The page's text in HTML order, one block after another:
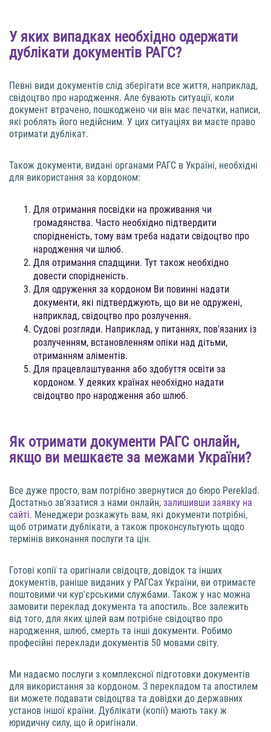
У яких випадках необхідно одержати
дублікати документів РАГС?
Певні види документів слід зберігати все життя, наприклад,
свідоцтво про народження. Але бувають ситуації, коли
документ втрачено, пошкоджено чи він має печатки, написи,
які роблять його недійсним. У цих ситуаціях ви маєте право
отримати дублікат.
Також документи, видані органами РАГС в Україні, необхідні
для використання за кордоном:
Для отримання посвідки на проживання чи
громадянства. Часто необхідно підтвердити
спорідненість, тому вам треба надати свідоцтво про
народження чи шлюб.
Для отримання спадщини. Тут також необхідно
довести спорідненість.
Для одруження за кордоном Ви повинні надати
документи, які підтверджують, що ви не одружені,
наприклад, свідоцтво про розлучення.
Судові розгляди. Наприклад, у питаннях, пов'язаних із
розлученням, встановленням опіки над дітьми,
отриманням аліментів.
Для працевлаштування або здобуття освіти за
кордоном. У деяких країнах необхідно надати
свідоцтво про народження або шлюб.
Як отримати документи РАГС онлайн,
якщо ви мешкаєте за межами України?
Все дуже просто, вам потрібно звернутися до бюро Pereklad.
Достатньо зв'язатися з нами онлайн, залишивши заявку на
сайті. Менеджери розкажуть вам, які документи потрібні,
щоб отримати дублікати, а також проконсультують щодо
термінів виконання послуги та цін.
Готові копії та оригінали свідоцтв, довідок та інших
документів, раніше виданих у РАГСах України, ви отримаєте
поштовими чи кур'єрськими службами. Також у нас можна
замовити переклад документа та апостиль. Все залежить
від того, для яких цілей вам потрібне свідоцтво про
народження, шлюб, смерть та інші документи. Робимо
професійні переклади документів 50 мовами світу.
Ми надаємо послуги з комплексної підготовки документів
для використання за кордоном. З перекладом та апостилем
ви можете подавати свідоцтва та довідки до державних
установ іншої країни. Дублікати (копії) мають таку ж
юридичну силу, що й оригінали.